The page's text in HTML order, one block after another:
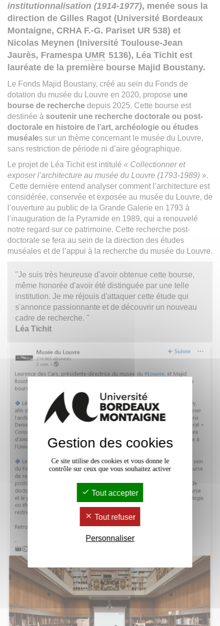
institutionnalisation (1914-1977), menée sous la
direction de Gilles Ragot (Université Bordeaux
Montaigne, CRHA F.-G. Pariset UR 538) et
Nicolas Meynen (Iniversité Toulouse-Jean
Jaurès, Framespa UMR 5136), Léa Tichit est
lauréate de la première bourse Majid Boustany.
Le Fonds Majid Boustany, créé au sein du Fonds de
dotation du musée du Louvre en 2020, propose une
bourse de recherche depuis 2025. Cette bourse est
destinée à soutenir une recherche doctorale ou post-
doctorale en histoire de l’art, archéologie ou études
muséales sur un thème concernant le musée du Louvre,
sans restriction de période ni d’aire géographique.
Le projet de Léa Tichit est intitulé « Collectionner et
exposer l’architecture au musée du Louvre (1793-1989) ».
Cette dernière entend analyser comment l’architecture est
considérée, conservée et exposée au musée du Louvre, de
l’ouverture au public de la Grande Galerie en 1793 à
l’inauguration de la Pyramide en 1989, qui a renouvelé
notre regard sur ce patrimoine. Cette recherche post-
doctorale se fera au sein de la direction des études
muséales et de l’appui à la recherche du musée du Louvre.
"Je suis très heureuse d'avoir obtenue cette bourse,
même honorée d'avoir été distinguée par une telle
institution. Je me réjouis d'attaquer cette étude qui
s'annonce passionnante et de découvrir un nouveau
cadre de recherche. "
Léa Tichit
Gestion des cookies
Ce site utilise des cookies et vous donne le
contrôle sur ceux que vous souhaitez activer
Tout accepter
Tout refuser
Personnaliser